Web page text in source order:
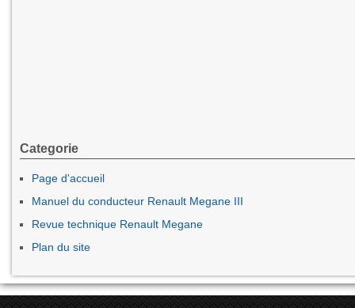
Categorie
Page d'accueil
Manuel du conducteur Renault Megane III
Revue technique Renault Megane
Plan du site